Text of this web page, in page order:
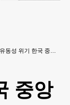
유동성 위기 한국 중앙일보 결국 ‘부도’
중앙